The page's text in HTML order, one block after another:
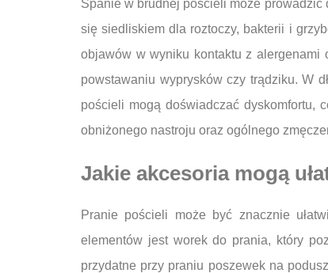
Spanie w brudnej pościeli może prowadzić
się siedliskiem dla roztoczy, bakterii i
objawów w wyniku kontaktu z alergenami
powstawaniu wyprysków czy trądziku. W
pościeli mogą doświadczać dyskomfortu,
obniżonego nastroju oraz ogólnego
Jakie akcesoria mogą
Pranie pościeli może być znacznie
elementów jest worek do prania, który
przydatne przy praniu poszewek na